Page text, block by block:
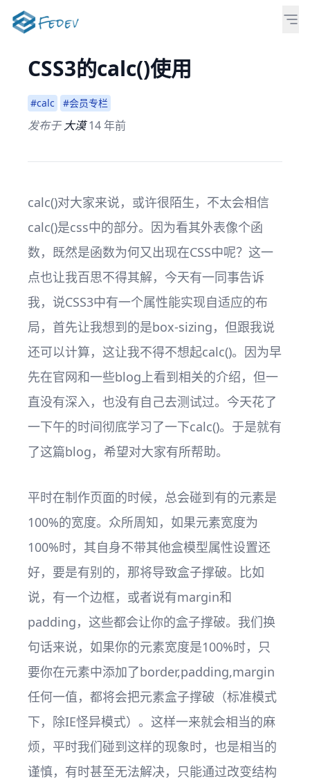
CSS3的calc()使用
#calc #会员专栏
发布于大漠14 年前
calc()对大家来说，或许很陌生，不太会相信
calc()是css中的部分。因为看其外表像个函
数，既然是函数为何又出现在CSS中呢？这一
点也让我百思不得其解，今天有一同事告诉
我，说CSS3中有一个属性能实现自适应的布
局，首先让我想到的是box-sizing，但跟我说
还可以计算，这让我不得不想起calc()。因为早
先在官网和一些blog上看到相关的介绍，但一
直没有深入，也没有自己去测试过。今天花了
一下午的时间彻底学习了一下calc()。于是就有
了这篇blog，希望对大家有所帮助。
平时在制作页面的时候，总会碰到有的元素是
100%的宽度。众所周知，如果元素宽度为
100%时，其自身不带其他盒模型属性设置还
好，要是有别的，那将导致盒子撑破。比如
说，有一个边框，或者说有margin和
padding，这些都会让你的盒子撑破。我们换
句话来说，如果你的元素宽度是100%时，只
要你在元素中添加了border,padding,margin
任何一值，都将会把元素盒子撑破（标准模式
下，除IE怪异模式）。这样一来就会相当的麻
烦，平时我们碰到这样的现象时，也是相当的
谨慎，有时甚至无法解决，只能通过改变结构